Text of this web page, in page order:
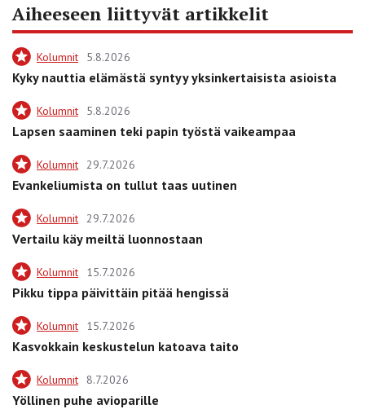
Aiheeseen liittyvät artikkelit
Kolumnit 5.8.2026
Kyky nauttia elämästä syntyy yksinkertaisista asioista
Kolumnit 5.8.2026
Lapsen saaminen teki papin työstä vaikeampaa
Kolumnit 29.7.2026
Evankeliumista on tullut taas uutinen
Kolumnit 29.7.2026
Vertailu käy meiltä luonnostaan
Kolumnit 15.7.2026
Pikku tippa päivittäin pitää hengissä
Kolumnit 15.7.2026
Kasvokkain keskustelun katoava taito
Kolumnit 8.7.2026
Yöllinen puhe avioparille